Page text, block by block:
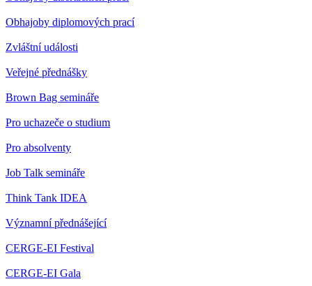
Obhajoby diplomových prací
Zvláštní události
Veřejné přednášky
Brown Bag semináře
Pro uchazeče o studium
Pro absolventy
Job Talk semináře
Think Tank IDEA
Významní přednášející
CERGE-EI Festival
CERGE-EI Gala